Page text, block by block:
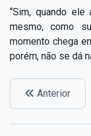
“Sim, quando
mesmo, como
momento chega
porém, não se dá
Anterior